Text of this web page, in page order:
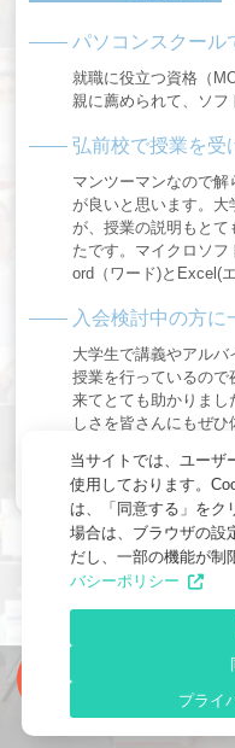
パソコンスクール
就職に役立つ資格（
親に薦められて、ソフ
弘前校で授業を受
マンツーマンなので
が良いと思います。
が、授業の説明もと
たです。マイクロソ
ord（ワード)とExcel(
入会検討中の方に
大学生で講義やアル
授業を行っているので
来てとても助かりまし
しさを皆さんにもぜひ
受講生の
資料
当サイトでは、ユーザ
使用しております。
は、「同意する」をク
場合は、ブラウザの設
だし、一部の機能が制
バシーポリシー
プライ